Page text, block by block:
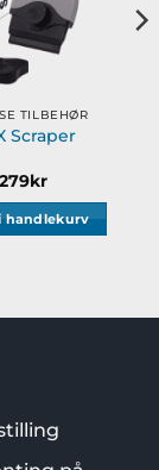
TILBEHØR
Scraper
279kr
handlekurv